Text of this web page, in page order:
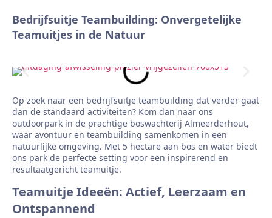
Bedrijfsuitje Teambuilding: Onvergetelijke
Teamuitjes in de Natuur
Op zoek naar een bedrijfsuitje teambuilding dat verder gaat
dan de standaard activiteiten? Kom dan naar ons
outdoorpark in de prachtige boswachterij Almeerderhout,
waar avontuur en teambuilding samenkomen in een
natuurlijke omgeving. Met 5 hectare aan bos en water biedt
ons park de perfecte setting voor een inspirerend en
resultaatgericht teamuitje.
Teamuitje Ideeën: Actief, Leerzaam en
Ontspannend